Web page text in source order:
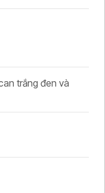
trắng đen và